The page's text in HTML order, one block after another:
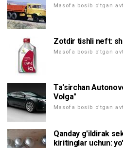
Masofa bosib o'tgan
Zotdir tishli neft:
Masofa bosib o'tgan
Ta'sirchan
Volga"
Masofa bosib o'tgan
Qanday g'ildirak
kiritinglar uchun: